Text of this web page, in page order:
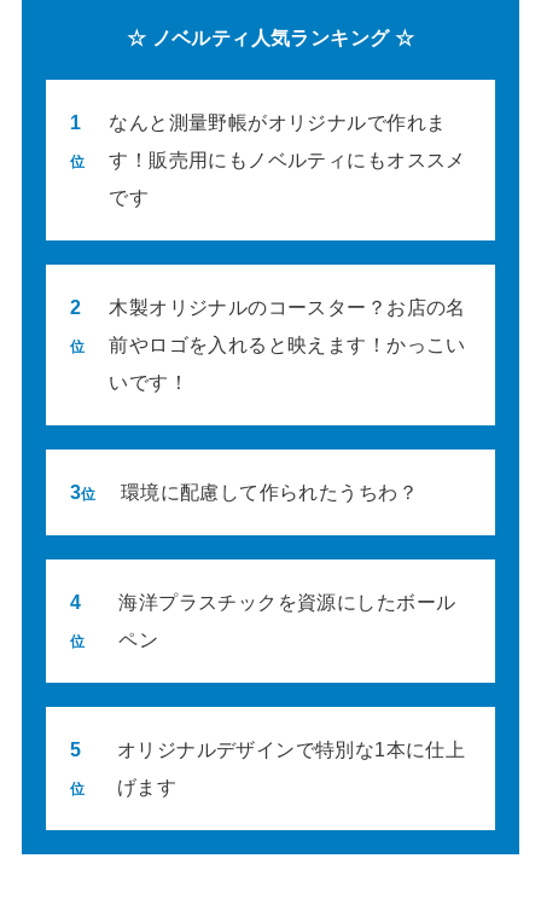
☆ ノベルティ人気ランキング ☆
1
位
なんと測量野帳がオリジナルで作れま
す！販売用にもノベルティにもオススメ
です
2
位
木製オリジナルのコースター？お店の名
前やロゴを入れると映えます！かっこい
いです！
3位 環境に配慮して作られたうちわ？
4
位
海洋プラスチックを資源にしたボール
ペン
5
位
オリジナルデザインで特別な1本に仕上
げます